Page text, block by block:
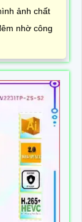
ảnh chất
nhờ công